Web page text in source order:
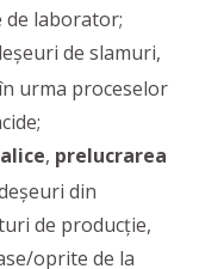
de laborator;
de slamuri,
urma proceselor
, prelucrarea
din
de producţie,
oprite de la